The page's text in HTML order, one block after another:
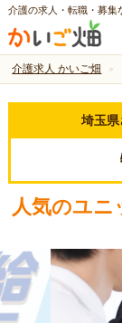
介護の求人・転職・募集
介護求人 かいご畑
埼玉
人気のユ